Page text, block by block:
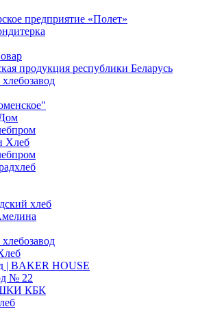
предприятие «Полет»
продукция республики Беларусь
Хлеб
хлеб
| BAKER HOUSE
№ 22
КБК